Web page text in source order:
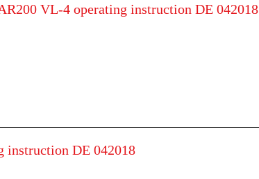
VL-4 operating instruction DE 042018
instruction DE 042018